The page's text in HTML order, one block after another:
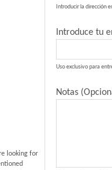
looking for
Introducir la dirección
Introduce tu
Uso exclusivo para
Notas